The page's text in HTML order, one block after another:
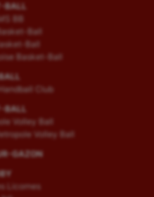
BALL
BB
Ball
Ball
Basket-Ball
Club
BALL
Volley Ball
Volley Ball
GAZON
Licornes